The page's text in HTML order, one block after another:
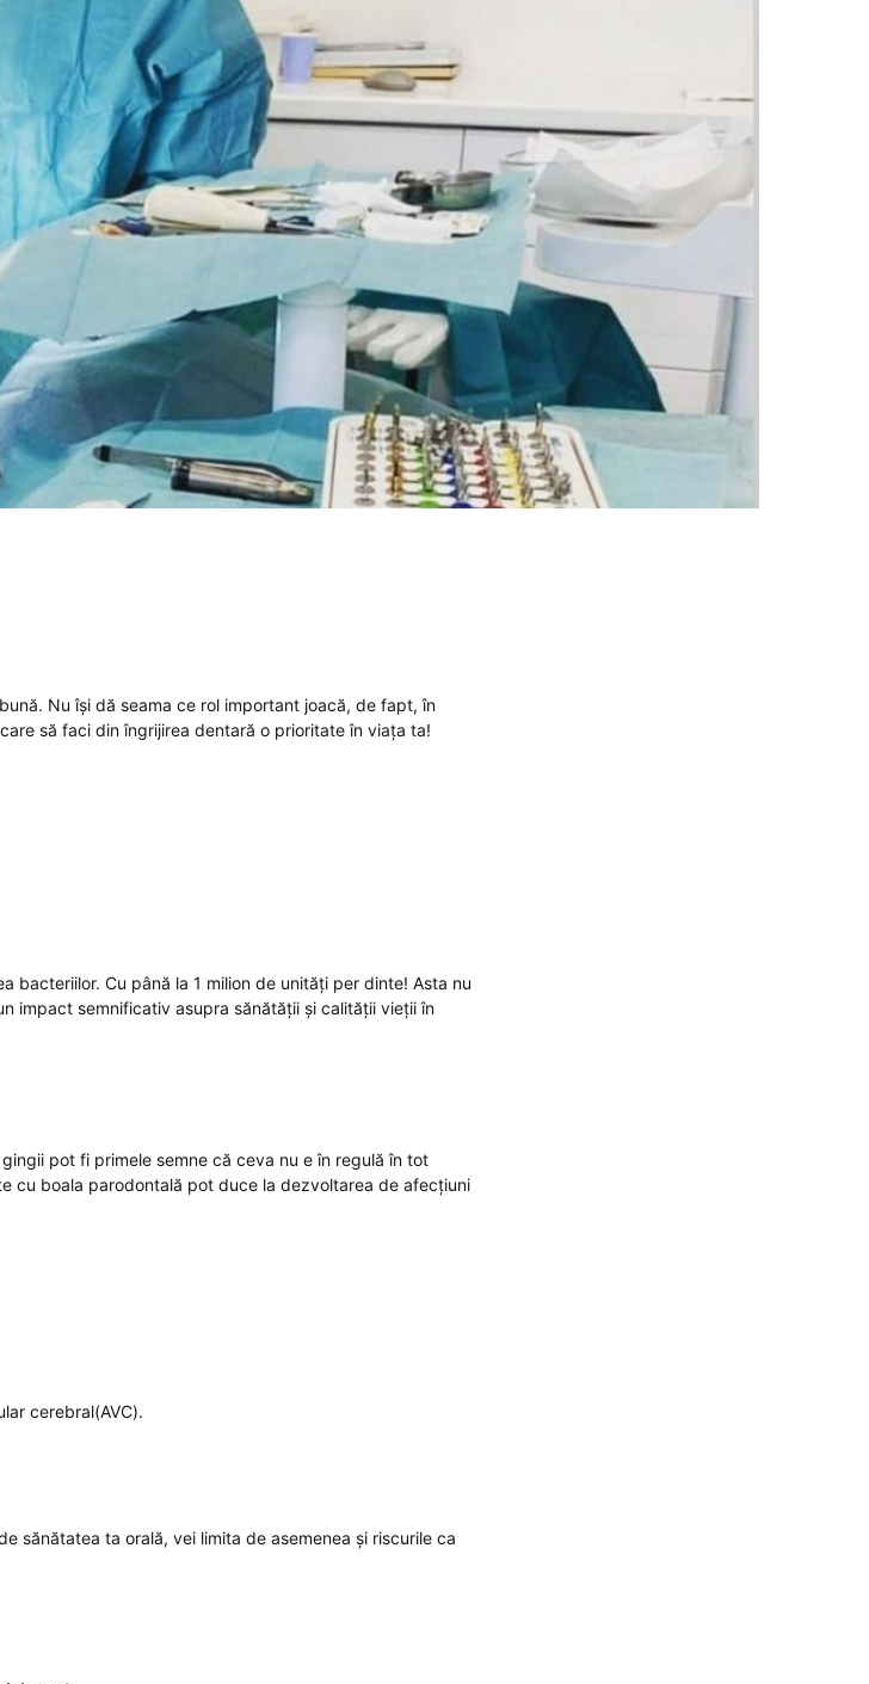
Nu își dă seama ce rol important joacă, de fapt, în
să faci din îngrijirea dentară o prioritate în viața ta!
bacteriilor. Cu până la 1 milion de unități per dinte! Asta nu
impact semnificativ asupra sănătății și calității vieții în
pot fi primele semne că ceva nu e în regulă în tot
cu boala parodontală pot duce la dezvoltarea de afecțiuni
cerebral(AVC).
sănătatea ta orală, vei limita de asemenea și riscurile ca